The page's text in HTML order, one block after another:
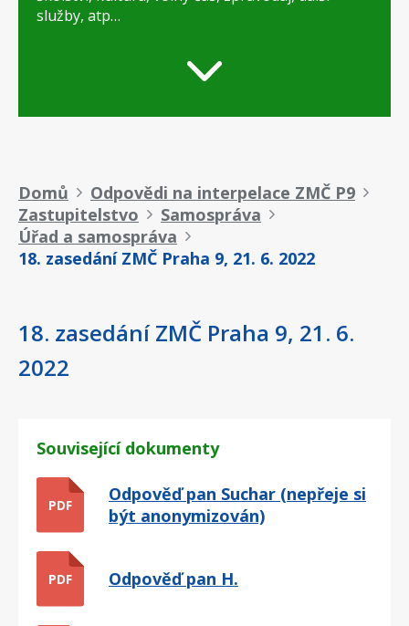
služby, atp…
Drobečková
navigace
Domů
Odpovědi na interpelace ZMČ P9
Zastupitelstvo
Samospráva
Úřad a samospráva
18. zasedání ZMČ Praha 9, 21. 6. 2022
18. zasedání ZMČ Praha 9, 21. 6.
2022
Související dokumenty
PDF
Odpověď pan Suchar (nepřeje si
být anonymizován)
PDF Odpověď pan H.